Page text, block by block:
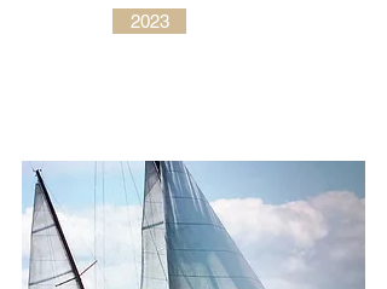
2023